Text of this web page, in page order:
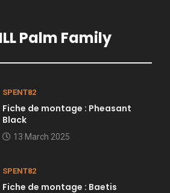
Palm Family
SPENT82
Fiche de montage : Pheasant
Black
13 March 2025
SPENT82
Fiche de montage : Baetis